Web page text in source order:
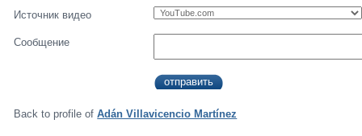
Источник видео
Сообщение
Back to profile ofAdán Villavicencio Martínez